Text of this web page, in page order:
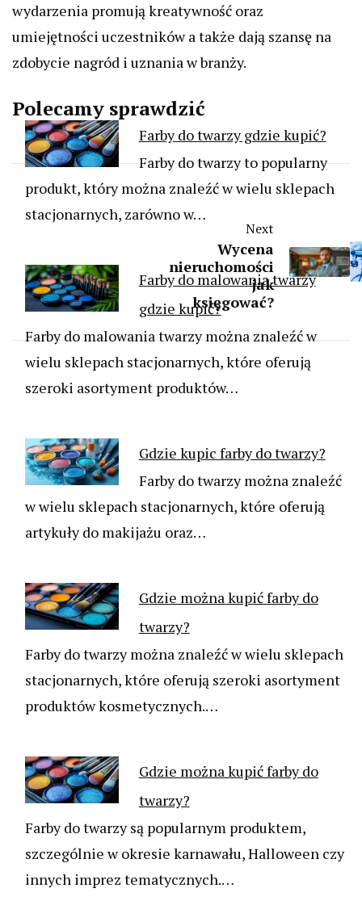
wydarzenia promują kreatywność oraz
umiejętności uczestników a także dają szansę na
zdobycie nagród i uznania w branży.
Polecamy sprawdzić
Farby do twarzy gdzie kupić?
Farby do twarzy to popularny
produkt, który można znaleźć w wielu sklepach
stacjonarnych, zarówno w…
Farby do malowania twarzy
gdzie kupić?
Farby do malowania twarzy można znaleźć w
wielu sklepach stacjonarnych, które oferują
szeroki asortyment produktów…
Gdzie kupic farby do twarzy?
Farby do twarzy można znaleźć
w wielu sklepach stacjonarnych, które oferują
artykuły do makijażu oraz…
Gdzie można kupić farby do
twarzy?
Farby do twarzy można znaleźć w wielu sklepach
stacjonarnych, które oferują szeroki asortyment
produktów kosmetycznych.…
Gdzie można kupić farby do
twarzy?
Farby do twarzy są popularnym produktem,
szczególnie w okresie karnawału, Halloween czy
innych imprez tematycznych.…
Next
Wycena
nieruchomości
jak
księgować?